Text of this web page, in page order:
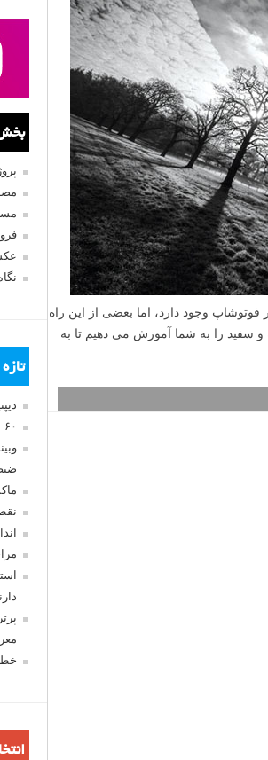
وجود دارد، اما بعضی از این راه
و سفید را به شما آموزش می دهیم تا به
۶۰ نمونه عکس سبک ماکسیمالیسم